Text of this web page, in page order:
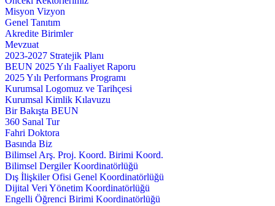
Misyon Vizyon
Genel Tanıtım
Akredite Birimler
Mevzuat
2023-2027 Stratejik Planı
BEUN 2025 Yılı Faaliyet Raporu
2025 Yılı Performans Programı
Kurumsal Logomuz ve Tarihçesi
Kurumsal Kimlik Kılavuzu
Bir Bakışta BEUN
360 Sanal Tur
Fahri Doktora
Basında Biz
Bilimsel Arş. Proj. Koord. Birimi Koord.
Bilimsel Dergiler Koordinatörlüğü
Dış İlişkiler Ofisi Genel Koordinatörlüğü
Dijital Veri Yönetim Koordinatörlüğü
Engelli Öğrenci Birimi Koordinatörlüğü